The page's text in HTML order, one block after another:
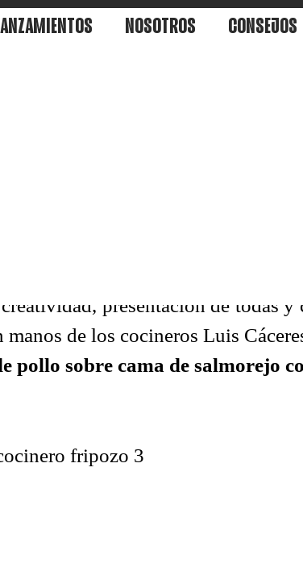
NOSOTROS CONSEJOS
presentación de todas
manos de los cocineros Luis
pollo sobre cama de salmorejo